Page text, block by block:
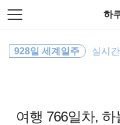
본
문
바
로
하
여행 766일차,
928일 세계일주 실시
색
세계여행